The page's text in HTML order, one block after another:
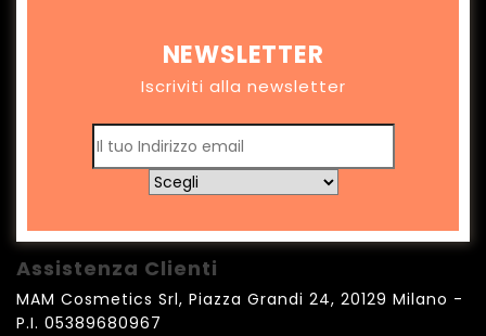
NEWSLETTER
Iscriviti alla newsletter
Assistenza Clienti
MAM Cosmetics Srl, Piazza Grandi 24, 20129 Milano -
P.I. 05389680967